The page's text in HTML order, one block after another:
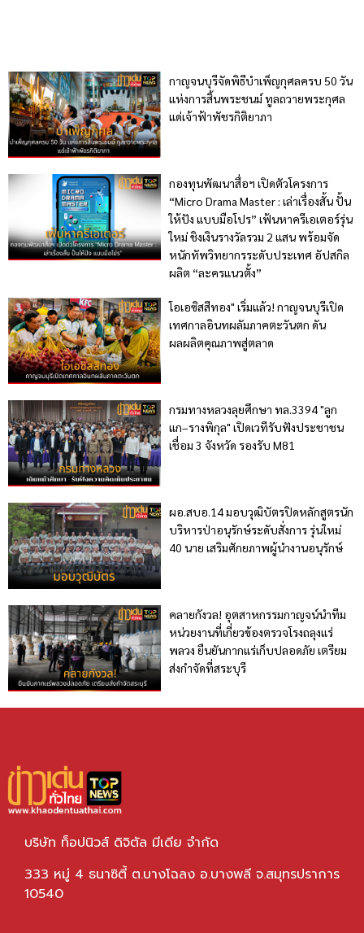
กาญจนบุรีจัดพิธีบำเพ็ญกุศลครบ 50 วัน
แห่งการสิ้นพระชนม์ ทูลถวายพระกุศล
แด่เจ้าฟ้าพัชรกิติยาภา
กองทุนพัฒนาสื่อฯ เปิดตัวโครงการ
“Micro Drama Master : เล่าเรื่องสั้น ปั้น
ให้ปัง แบบมือโปร” เฟ้นหาครีเอเตอร์รุ่น
ใหม่ ชิงเงินรางวัลรวม 2 แสน พร้อมจัด
หนักทัพวิทยากรระดับประเทศ อัปสกิล
ผลิต “ละครแนวตั้ง”
โอเอซิสสีทอง" เริ่มแล้ว! กาญจนบุรีเปิด
เทศกาลอินทผลัมภาคตะวันตก ดัน
ผลผลิตคุณภาพสู่ตลาด
กรมทางหลวงลุยศึกษา ทล.3394 "ลูก
แก–รางพิกุล" เปิดเวทีรับฟังประชาชน
เชื่อม 3 จังหวัด รองรับ M81
ผอ.สบอ.14 มอบวุฒิบัตรปิดหลักสูตรนัก
บริหารป่าอนุรักษ์ระดับสั่งการ รุ่นใหม่
40 นาย เสริมศักยภาพผู้นำงานอนุรักษ์
คลายกังวล! อุตสาหกรรมกาญจน์นำทีม
หน่วยงานที่เกี่ยวข้องตรวจโรงถลุงแร่
พลวง ยืนยันกากแร่เก็บปลอดภัย เตรียม
ส่งกำจัดที่สระบุรี
บริษัท ท็อปนิวส์ ดิจิตัล มีเดีย จำกัด
333 หมู่ 4 ธนาซิตี้ ต.บางโฉลง อ.บางพลี จ.สมุทรปราการ
10540